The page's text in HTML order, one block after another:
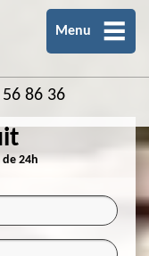
Menu
86 36
24h